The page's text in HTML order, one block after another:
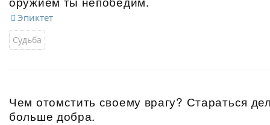
Эпиктет
Судьба
Чем отомстить своему врагу? Стараться
больше добра.